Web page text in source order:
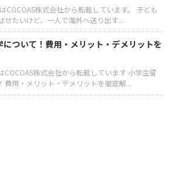
COCOAS株式会社から転載しています。 子ども
せたいけど、一人で海外へ送り出す...
について！費用・メリット・デメリットを
COCOAS株式会社から転載しています 小学生留
費用・メリット・デメリットを徹底解...